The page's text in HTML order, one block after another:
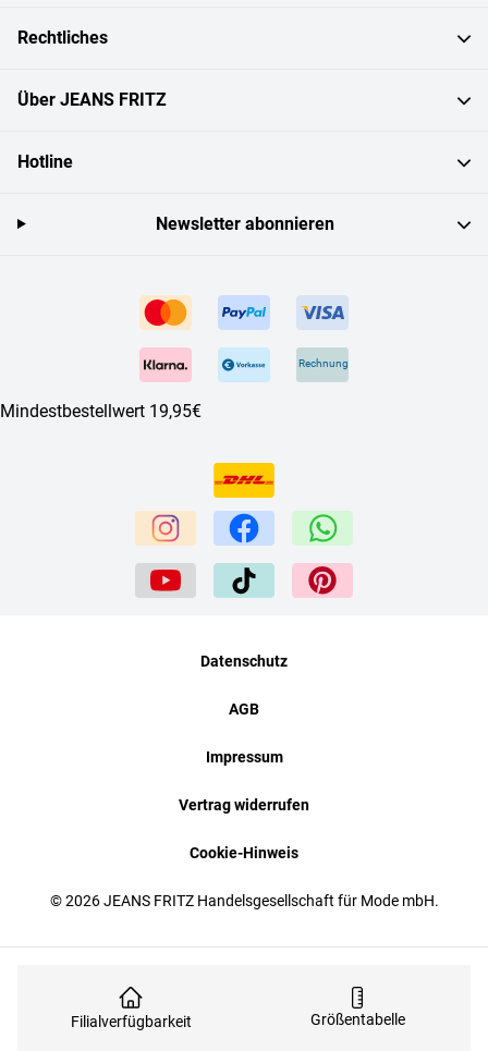
Filialverfügbarkeit Größentabelle
Rechtliches
Über JEANS FRITZ
Hotline
Rechnung
Mindestbestellwert 19,95€
Newsletter abonnieren
© 2026 JEANS FRITZ Handelsgesellschaft für Mode mbH.
Datenschutz
AGB
Impressum
Vertrag widerrufen
Cookie-Hinweis